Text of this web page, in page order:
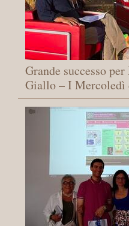
Grande successo
Giallo – I Mercoledì